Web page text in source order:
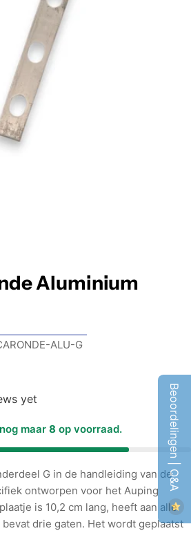
Aluminium
ALU-G
yet
maar 8 op voorraad.
G in de handleiding van de
ontworpen voor het Auping
is 10,2 cm lang, heeft aan alle
drie gaten. Het wordt geplaatst
Beoordelingen | Q&A